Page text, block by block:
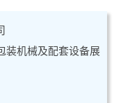
装机械及配套设备展